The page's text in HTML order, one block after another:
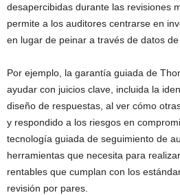
desapercibidas durante las revisiones
permite a los auditores centrarse en
en lugar de peinar a través de datos
Por ejemplo, la garantía guiada de
ayudar con juicios clave, incluida la
diseño de respuestas, al ver cómo
y respondido a los riesgos en
tecnología guiada de seguimiento de
herramientas que necesita para
rentables que cumplan con los
revisión por pares.